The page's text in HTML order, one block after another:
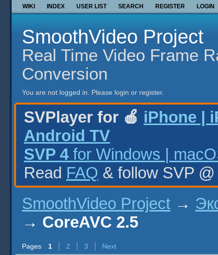
WIKI INDEX USER LIST SEARCH REGISTER LOGIN
SmoothVideo Project
Real Time Video Frame
Conversion
You are not logged in. Please login or register.
SVPlayer for 🍎 iPhone |
Android TV
SVP 4 for Windows |
Read FAQ & follow SVP
SmoothVideo Project →
→ CoreAVC 2.5
Pages 1 2 3 Next